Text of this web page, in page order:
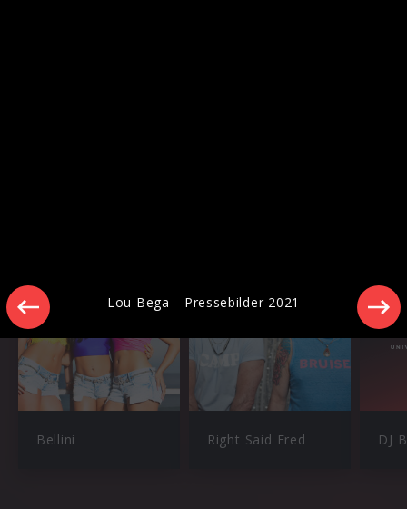
Bellini Right Said Fred DJ
Lou Bega - Pressebilder 2021